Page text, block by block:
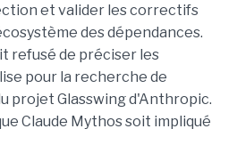
et valider les correctifs
des dépendances.
refusé de préciser les
pour la recherche de
projet Glasswing d'Anthropic.
Claude Mythos soit impliqué